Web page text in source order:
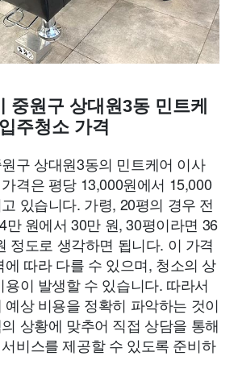
중원구 상대원3동 민트케
주청소 가격
구 상대원3동의 민트케어 이사
격은 평당 13,000원에서 15,000
있습니다. 가령, 20평의 경우 전
만 원에서 30만 원, 30평이라면 36
정도로 생각하면 됩니다. 이 가격
따라 다를 수 있으며, 청소의 상
이 발생할 수 있습니다. 따라서
상 비용을 정확히 파악하는 것이
상황에 맞추어 직접 상담을 통해
비스를 제공할 수 있도록 준비하